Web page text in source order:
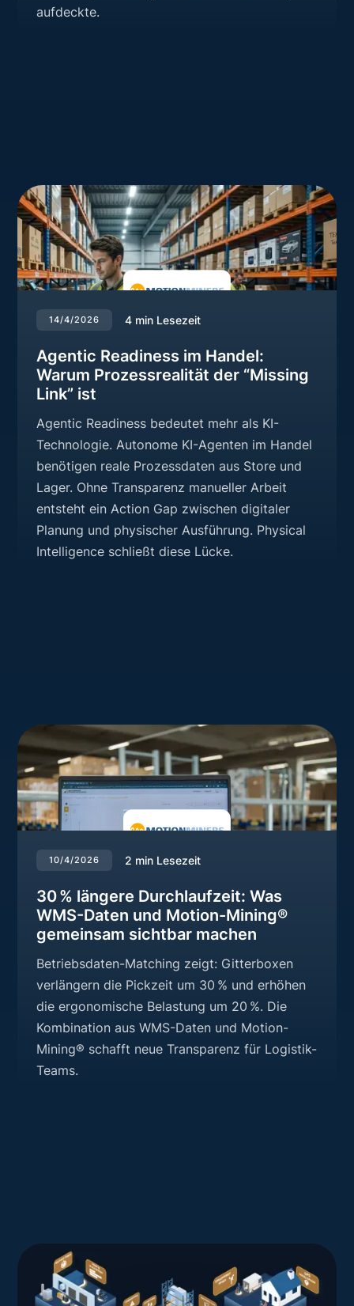
aufdeckte.
14/4/2026 4 min Lesezeit
Agentic Readiness im Handel:
Warum Prozessrealität der “Missing
Link” ist
Agentic Readiness bedeutet mehr als KI-
Technologie. Autonome KI-Agenten im Handel
benötigen reale Prozessdaten aus Store und
Lager. Ohne Transparenz manueller Arbeit
entsteht ein Action Gap zwischen digitaler
Planung und physischer Ausführung. Physical
Intelligence schließt diese Lücke.
10/4/2026 2 min Lesezeit
30 % längere Durchlaufzeit: Was
WMS-Daten und Motion-Mining®
gemeinsam sichtbar machen
Betriebsdaten-Matching zeigt: Gitterboxen
verlängern die Pickzeit um 30 % und erhöhen
die ergonomische Belastung um 20 %. Die
Kombination aus WMS-Daten und Motion-
Mining® schafft neue Transparenz für Logistik-
Teams.